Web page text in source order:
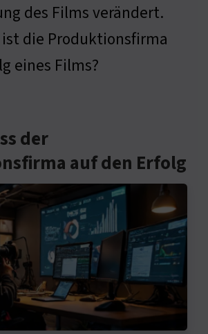
des Films verändert.
die Produktionsfirma
eines Films?
der
auf den Erfolg